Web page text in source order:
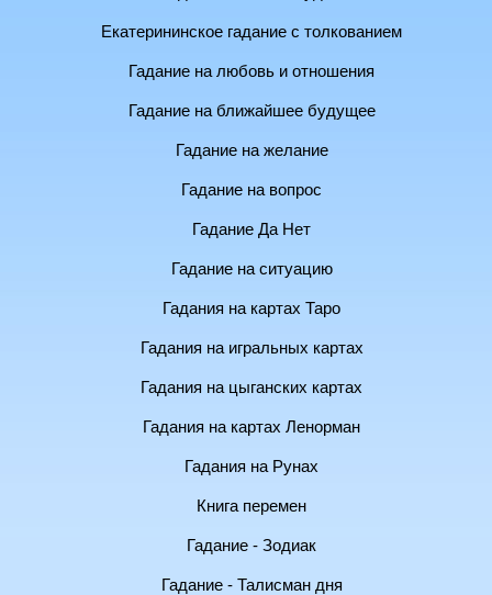
Екатерининское гадание с толкованием
Гадание на любовь и отношения
Гадание на ближайшее будущее
Гадание на желание
Гадание на вопрос
Гадание Да Нет
Гадание на ситуацию
Гадания на картах Таро
Гадания на игральных картах
Гадания на цыганских картах
Гадания на картах Ленорман
Гадания на Рунах
Книга перемен
Гадание - Зодиак
Гадание - Талисман дня